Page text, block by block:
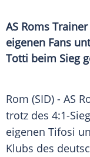
AS Roms
eigenen Fans
Totti beim Sieg
Rom (SID) - AS
trotz des 4:1-
eigenen Tifosi
Klubs des